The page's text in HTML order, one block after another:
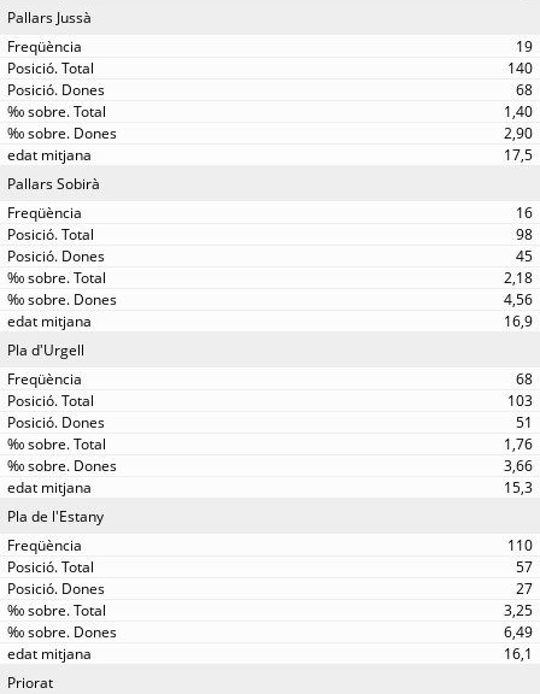
Pallars Jussà
19
140
68
1,40
2,90
17,5
Pallars Sobirà
16
98
45
2,18
4,56
16,9
Pla d'Urgell
68
103
51
1,76
3,66
15,3
Pla de l'Estany
110
57
27
3,25
6,49
16,1
Priorat